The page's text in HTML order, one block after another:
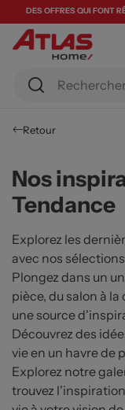
DES OFFRES QUI FONT
Retour
Nos
Tendance
Explorez les
avec nos
Plongez dans un
pièce, du salon à
une source
Découvrez des
vie en un havre de
Explorez notre
trouvez